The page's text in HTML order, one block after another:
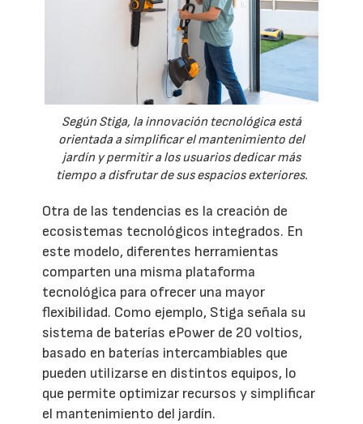
Según Stiga, la innovación tecnológica está
orientada a simplificar el mantenimiento del
jardín y permitir a los usuarios dedicar más
tiempo a disfrutar de sus espacios exteriores.
Otra de las tendencias es la creación de
ecosistemas tecnológicos integrados. En
este modelo, diferentes herramientas
comparten una misma plataforma
tecnológica para ofrecer una mayor
flexibilidad. Como ejemplo, Stiga señala su
sistema de baterías ePower de 20 voltios,
basado en baterías intercambiables que
pueden utilizarse en distintos equipos, lo
que permite optimizar recursos y simplificar
el mantenimiento del jardín.